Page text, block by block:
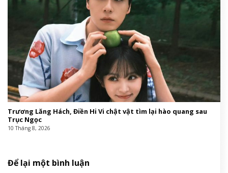
Trương Lăng Hách, Điền Hi Vi chật vật tìm lại hào quang sau
Trục Ngọc
10 Tháng 8, 2026
Để lại một bình luận